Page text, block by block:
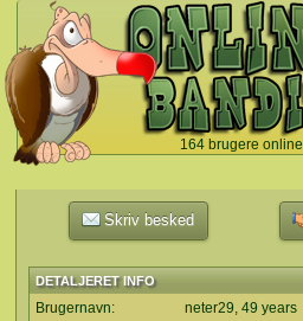
164 brugere online
`
Skriv besked
DETALJERET INFO
Brugernavn:
neter29, 49 years